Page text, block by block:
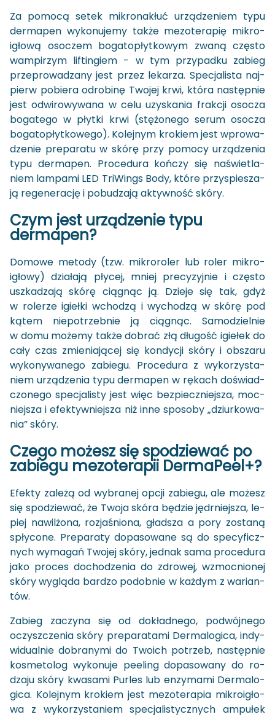
Za po­mo­cą setek mi­kro­na­kłuć urzą­dze­niem typu
der­ma­pen wy­ko­nu­je­my także me­zo­te­ra­pię mi­kro­
igło­wą oso­czem bo­ga­to­płyt­ko­wym zwaną czę­sto
wam­pi­rzym li­ftin­giem - w tym przy­pad­ku za­bieg
prze­pro­wa­dza­ny jest przez le­ka­rza. Spe­cja­li­sta naj­
pierw po­bie­ra odro­bi­nę Two­jej krwi, która na­stęp­nie
jest od­wi­ro­wy­wa­na w celu uzy­ska­nia frak­cji oso­cza
bo­ga­te­go w płyt­ki krwi (stę­żo­ne­go serum oso­cza
bo­ga­to­płyt­ko­we­go). Ko­lej­nym kro­kiem jest wpro­wa­
dze­nie pre­pa­ra­tu w skórę przy po­mo­cy urzą­dze­nia
typu der­ma­pen. Pro­ce­du­ra koń­czy się na­świe­tla­
niem lam­pa­mi LED Tri­Wings Body, które przy­spie­sza­
ją re­ge­ne­ra­cję i po­bu­dza­ją ak­tyw­ność skóry.
Czym jest urzą­dze­nie typu
der­ma­pen?
Do­mo­we me­to­dy (tzw. mi­kro­ro­ler lub roler mi­kro­
igło­wy) dzia­ła­ją pły­cej, mniej pre­cy­zyj­nie i czę­sto
uszka­dza­ją skórę cią­gnąc ją. Dzie­je się tak, gdyż
w ro­le­rze igieł­ki wcho­dzą i wy­cho­dzą w skórę pod
kątem nie­po­trzeb­nie ją cią­gnąc. Sa­mo­dziel­nie
w domu mo­że­my także do­brać złą dłu­gość igie­łek do
cały czas zmie­nia­ją­cej się kon­dy­cji skóry i ob­sza­ru
wy­ko­ny­wa­ne­go za­bie­gu. Pro­ce­du­ra z wy­ko­rzy­sta­
niem urzą­dze­nia typu der­ma­pen w rę­kach do­świad­
czo­ne­go spe­cja­li­sty jest więc bez­piecz­niej­sza, moc­
niej­sza i efek­tyw­niej­sza niż inne spo­so­by „dziur­ko­wa­
nia” skóry.
Czego mo­żesz się spo­dzie­wać po
za­bie­gu me­zo­te­ra­pii Der­ma­Pe­el+?
Efek­ty za­le­żą od wy­bra­nej opcji za­bie­gu, ale mo­żesz
się spo­dzie­wać, że Twoja skóra bę­dzie jędr­niej­sza, le­
piej na­wil­żo­na, roz­ja­śnio­na, gład­sza a pory zo­sta­ną
spły­co­ne. Pre­pa­ra­ty do­pa­so­wa­ne są do spe­cy­ficz­
nych wy­ma­gań Two­jej skóry, jed­nak sama pro­ce­du­ra
jako pro­ces do­cho­dze­nia do zdro­wej, wzmoc­nio­nej
skóry wy­glą­da bar­dzo po­dob­nie w każ­dym z wa­rian­
tów.
Za­bieg za­czy­na się od do­kład­ne­go, po­dwój­ne­go
oczysz­cze­nia skóry pre­pa­ra­ta­mi Der­ma­lo­gi­ca, in­dy­
wi­du­al­nie do­bra­ny­mi do Two­ich po­trzeb, na­stęp­nie
ko­sme­to­log wy­ko­nu­je pe­eling do­pa­so­wa­ny do ro­
dza­ju skóry kwa­sa­mi Pur­les lub en­zy­ma­mi Der­ma­lo­
gi­ca. Ko­lej­nym kro­kiem jest me­zo­te­ra­pia mi­kro­igło­
wa z wy­ko­rzy­sta­niem spe­cja­li­stycz­nych am­pu­łek